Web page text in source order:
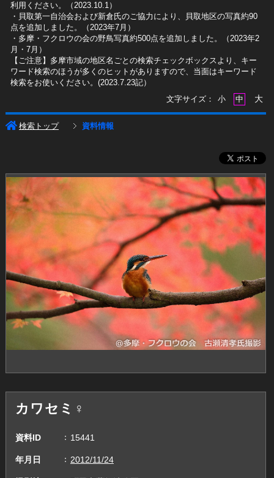
利用ください。（2023.10.1）
・貝取第一自治会および新倉氏のご協力により、貝取地区の写真約90
点を追加しました。（2023年7月）
・多摩・フクロウの会の野鳥写真約500点を追加しました。（2023年2
月・7月）
【ご注意】多摩市域の地区名ごとの検索チェックボックスより、キー
ワード検索のほうが多くのヒットがありますので、当面はキーワード
検索をお使いください。(2023.7.23記）
文字サイズ：
小 中 大
検索トップ 資料情報
カワセミ♀
資料ID 15441
年月日 2012/11/24